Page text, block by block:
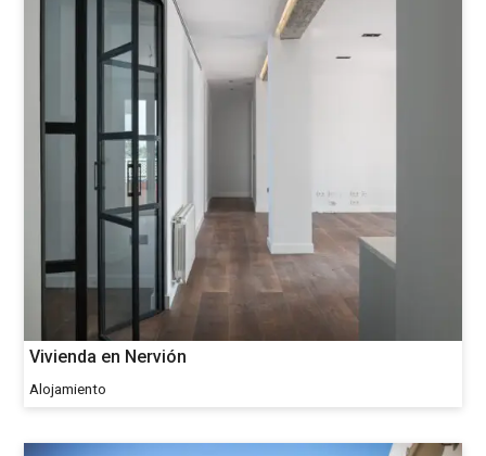
Vivienda en Nervión
Alojamiento